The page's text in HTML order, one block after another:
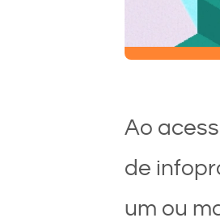
Ao
de
um ou